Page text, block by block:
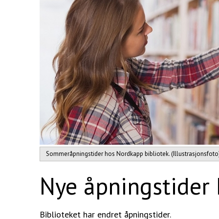
Sommeråpningstider hos Nordkapp bibliotek.
Nye
Biblioteket har endret åpningstider.